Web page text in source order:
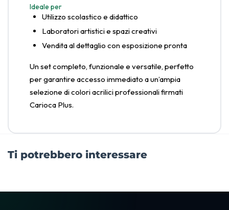
Ideale per
Utilizzo scolastico e didattico
Laboratori artistici e spazi creativi
Vendita al dettaglio con esposizione pronta
Un set completo, funzionale e versatile, perfetto
per garantire accesso immediato a un’ampia
selezione di colori acrilici professionali firmati
Carioca Plus.
Ti potrebbero interessare